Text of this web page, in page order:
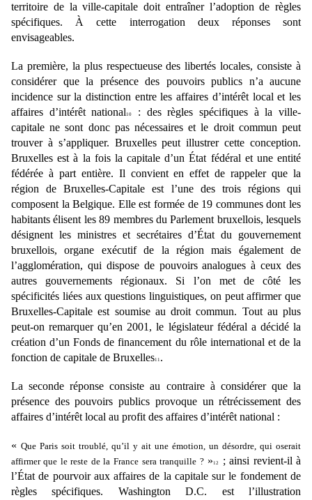
territoire de la ville-capitale doit entraîner l’adoption de règles
spécifiques. À cette interrogation deux
réponses sont
envisageables.
La première, la plus respectueuse des libertés locales, consiste à
considérer que la présence des pouvoirs publics n’a aucune
incidence sur la distinction entre les affaires d’intérêt local et les
affaires d’intérêt national 10
: des règles spécifiques à la ville-
capitale ne sont donc pas nécessaires et le droit commun peut
trouver à s’appliquer. Bruxelles peut illustrer cette conception.
Bruxelles est à la fois la capitale d’un État fédéral et une entité
fédérée à part entière. Il convient en effet de rappeler que la
région de Bruxelles-Capitale est l’une des trois régions qui
composent la Belgique. Elle est formée de 19 communes dont les
habitants élisent les 89 membres du Parlement bruxellois, lesquels
désignent les ministres et secrétaires d’État du gouvernement
bruxellois, organe exécutif de la région mais également
de
l’agglomération, qui dispose de pouvoirs analogues à ceux des
autres gouvernements régionaux. Si
l’on met de côté les
spécificités liées aux questions linguistiques, on peut affirmer que
Bruxelles-Capitale est soumise au droit commun. Tout au plus
peut-on remarquer qu’en 2001, le législateur fédéral a décidé la
création d’un Fonds de financement du rôle international et de la
fonction de capitale de Bruxelles11 .
La seconde réponse consiste au contraire à considérer que la
présence des pouvoirs publics provoque un rétrécissement des
affaires d’intérêt local au profit des affaires d’intérêt national :
« Que Paris soit troublé, qu’il y ait une émotion, un désordre, qui oserait
affirmer que le reste de la France sera tranquille ?» 12
; ainsi revient-il à
l’État de pourvoir aux affaires de la capitale sur le fondement de
règles spécifiques. Washington D.C. est l’illustration